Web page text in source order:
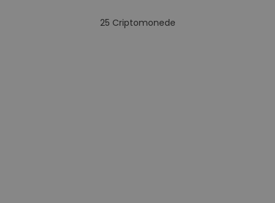
25 Criptomonede